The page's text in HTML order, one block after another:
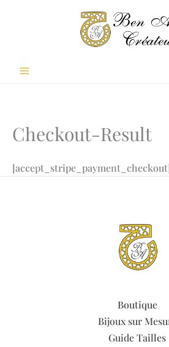
Checkout-Result
Boutique
Bijoux sur
Guide Tailles